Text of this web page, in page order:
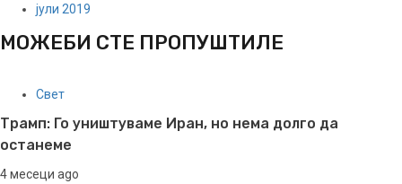
јули 2019
МОЖЕБИ СТЕ ПРОПУШТИЛЕ
Свет
Трамп: Го уништуваме Иран, но нема долго да
останеме
4 месеци ago